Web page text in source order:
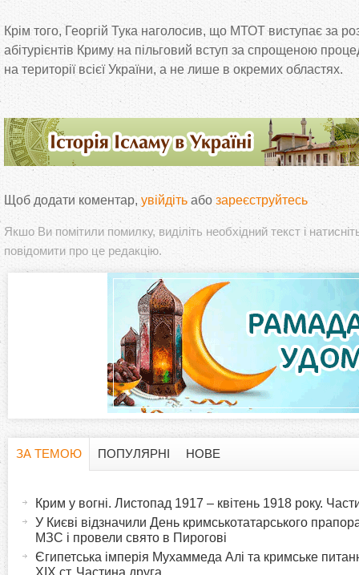
Крім того, Георгій Тука наголосив, що МТОТ виступає за
абітурієнтів Криму на пільговий вступ за спрощеною
на території всієї України, а не лише в окремих областях.
Щоб додати коментар, увійдіть або зареєструйтесь
Якшо Ви помітили помилку, виділіть необхідний текст і
повідомити про це редакцію.
ЗА ТЕМОЮ
ПОПУЛЯРНІ НОВЕ
Крим у вогні. Листопад 1917 – квітень 1918 року.
У Києві відзначили День кримськотатарського
МЗС і провели свято в Пирогові
Єгипетська імперія Мухаммеда Алі та кримське
XIX ст. Частина друга